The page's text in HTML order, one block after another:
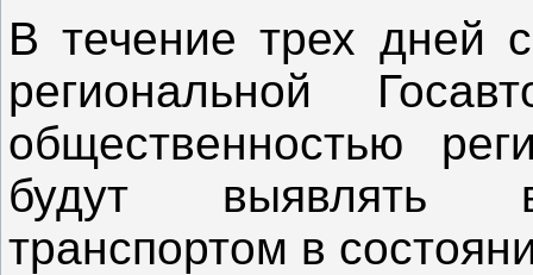
В течение трех дней
региональной
общественностью
будут выявлять
транспортом в